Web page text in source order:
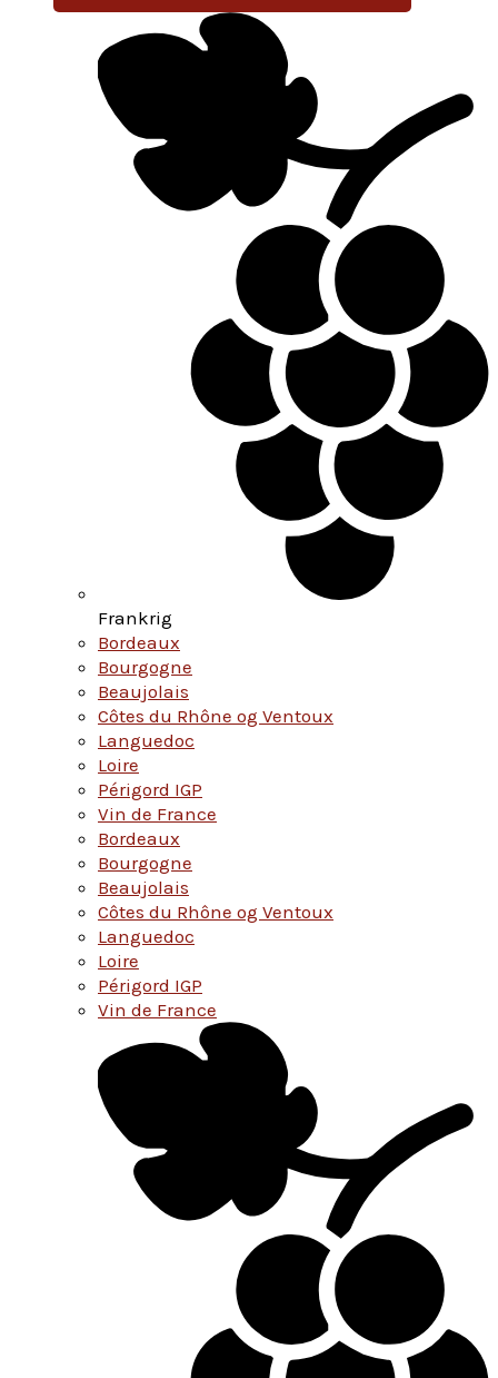
Frankrig
Bordeaux
Bourgogne
Beaujolais
Côtes du Rhône og Ventoux
Languedoc
Loire
Périgord IGP
Vin de France
Bordeaux
Bourgogne
Beaujolais
Côtes du Rhône og Ventoux
Languedoc
Loire
Périgord IGP
Vin de France